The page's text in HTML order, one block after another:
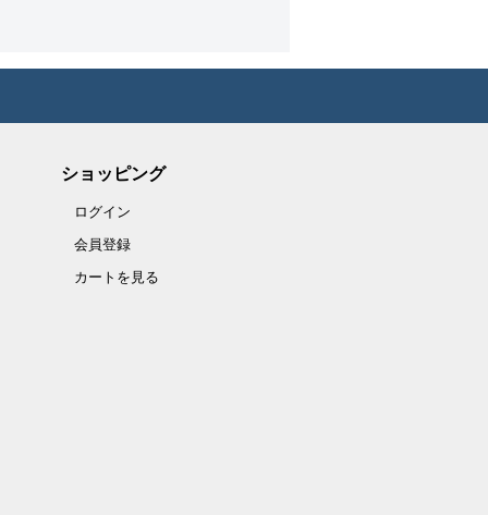
ショッピング
ログイン
会員登録
カートを見る